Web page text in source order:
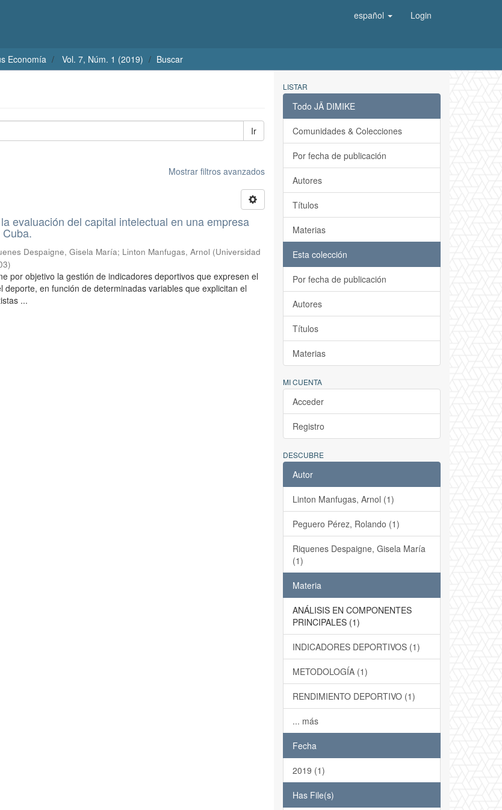
español Login
Economía Vol. 7, Núm. 1 (2019) Buscar
Ir
Mostrar filtros avanzados
evaluación del capital intelectual en una empresa
Despaigne, Gisela María; Linton Manfugas, Arnol (Universidad
)
por objetivo la gestión de indicadores deportivos que expresen el
deporte, en función de determinadas variables que explicitan el
...
LISTAR
Todo JÄ DIMIKE
Comunidades & Colecciones
Por fecha de publicación
Autores
Títulos
Materias
Esta colección
Por fecha de publicación
Autores
Títulos
Materias
MI CUENTA
Acceder
Registro
DESCUBRE
Autor
Linton Manfugas, Arnol (1)
Peguero Pérez, Rolando (1)
Riquenes Despaigne, Gisela María
(1)
Materia
ANÁLISIS EN COMPONENTES
PRINCIPALES (1)
INDICADORES DEPORTIVOS (1)
METODOLOGÍA (1)
RENDIMIENTO DEPORTIVO (1)
... más
Fecha
2019 (1)
Has File(s)